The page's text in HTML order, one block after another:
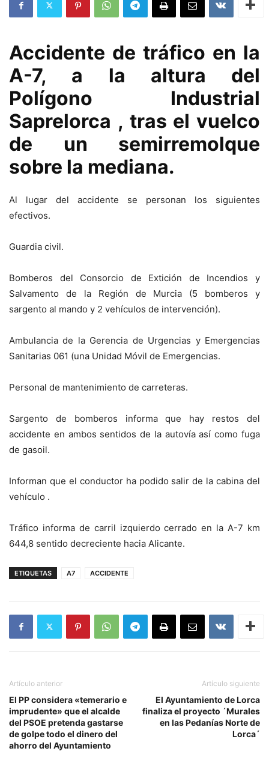
Accidente de tráfico en la
A-7, a la altura del
Polígono Industrial
Saprelorca , tras el vuelco
de un semirremolque
sobre la mediana.
Al lugar del accidente se personan los siguientes
efectivos.
Guardia civil.
Bomberos del Consorcio de Extición de Incendios y
Salvamento de la Región de Murcia (5 bomberos y
sargento al mando y 2 vehículos de intervención).
Ambulancia de la Gerencia de Urgencias y Emergencias
Sanitarias 061 (una Unidad Móvil de Emergencias.
Personal de mantenimiento de carreteras.
Sargento de bomberos informa que hay restos del
accidente en ambos sentidos de la autovía así como fuga
de gasoil.
Informan que el conductor ha podido salir de la cabina del
vehículo .
Tráfico informa de carril izquierdo cerrado en la A-7 km
644,8 sentido decreciente hacia Alicante.
ETIQUETAS A7 ACCIDENTE
Artículo anterior
El PP considera «temerario e
imprudente» que el alcalde
del PSOE pretenda gastarse
de golpe todo el dinero del
ahorro del Ayuntamiento
Artículo siguiente
El Ayuntamiento de Lorca
finaliza el proyecto ´Murales
en las Pedanías Norte de
Lorca´